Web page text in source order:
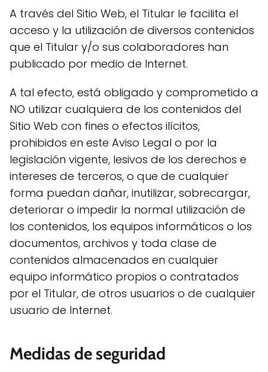
A través del Sitio Web, el Titular le facilita el
acceso y la utilización de diversos contenidos
que el Titular y/o sus colaboradores han
publicado por medio de Internet.
A tal efecto, está obligado y comprometido a
NO utilizar cualquiera de los contenidos del
Sitio Web con fines o efectos ilícitos,
prohibidos en este Aviso Legal o por la
legislación vigente, lesivos de los derechos e
intereses de terceros, o que de cualquier
forma puedan dañar, inutilizar, sobrecargar,
deteriorar o impedir la normal utilización de
los contenidos, los equipos informáticos o los
documentos, archivos y toda clase de
contenidos almacenados en cualquier
equipo informático propios o contratados
por el Titular, de otros usuarios o de cualquier
usuario de Internet.
Medidas de seguridad